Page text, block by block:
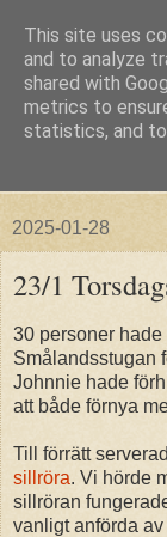
2025-01-28
23/1
30 personer hade
Smålandsstugan
Johnnie hade
att både förnya
Till förrätt
sillröra. Vi hörde
sillröran
vanligt anförda
This site uses
and to analyze
shared with
metrics to
statistics, and